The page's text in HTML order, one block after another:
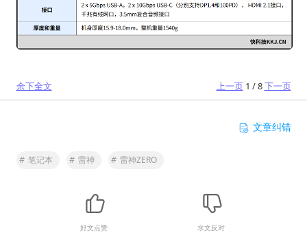
余下全文 上一页1 / 8下一页
文章纠错
# 笔记本 # 雷神 # 雷神ZERO
好文点赞 水文反对